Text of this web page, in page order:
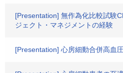
[Presentation] 無作為化比較試験
ジェクト・マネジメントの経験
[Presentation] 心房細動合併高血